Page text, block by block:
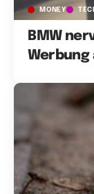
MONEY
BMW
Werbung